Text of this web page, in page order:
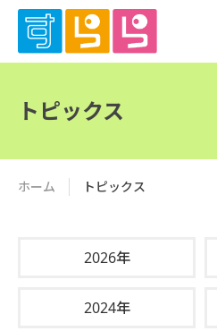
トピックス
ホーム トピックス
2026年
2024年